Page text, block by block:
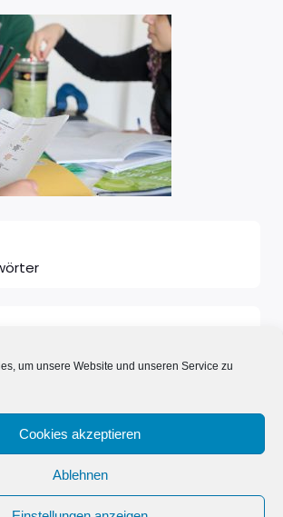
um unsere Website und unseren Service zu
Cookies akzeptieren
Ablehnen
in Schönwalde e.V.. Erstellt mit ❤️